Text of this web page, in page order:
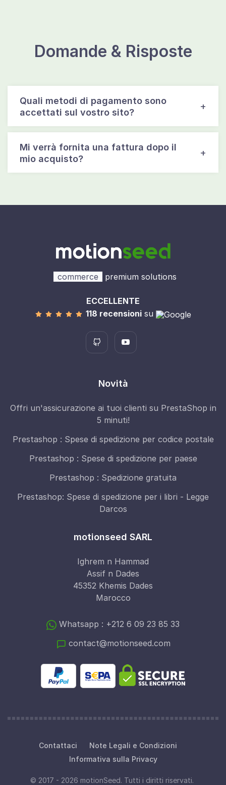
Domande & Risposte
Quali metodi di pagamento sono
accettati sul vostro sito?
Mi verrà fornita una fattura dopo il
mio acquisto?
commerce premium solutions
ECCELLENTE
118 recensionisu
Novità
Offri un'assicurazione ai tuoi clienti su PrestaShop in
5 minuti!
Prestashop : Spese di spedizione per codice postale
Prestashop : Spese di spedizione per paese
Prestashop : Spedizione gratuita
Prestashop: Spese di spedizione per i libri - Legge
Darcos
motionseed SARL
Ighrem n Hammad
Assif n Dades
45352 Khemis Dades
Marocco
Whatsapp : +212 6 09 23 85 33
contact@motionseed.com
Contattaci
Note Legali e Condizioni
Informativa sulla Privacy
© 2017 - 2026 motionSeed. Tutti i diritti riservati.